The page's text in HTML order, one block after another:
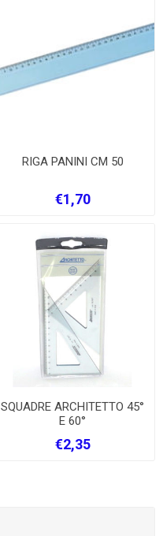
RIGA PANINI CM 50
€1,70
SQUADRE ARCHITETTO 45°
E 60°
€2,35